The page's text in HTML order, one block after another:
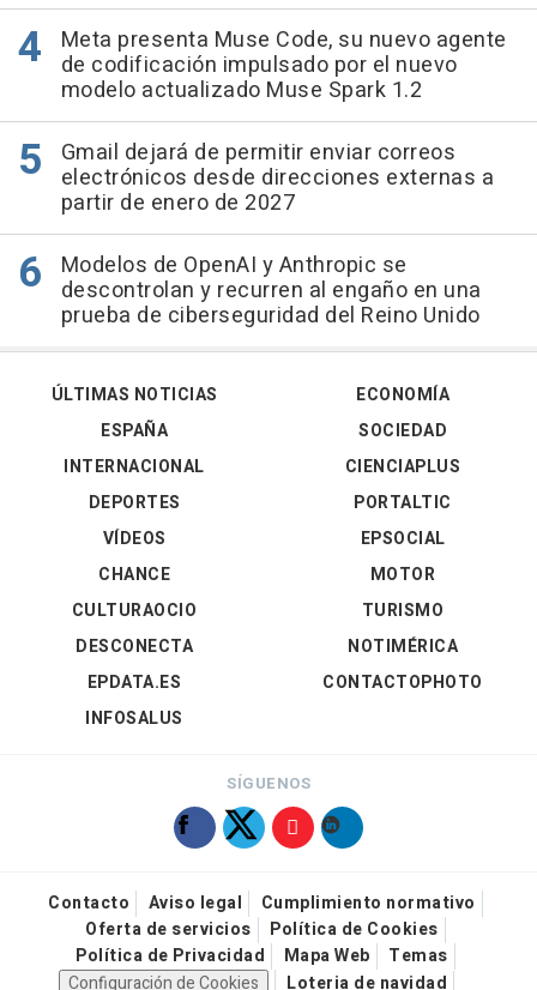
Meta presenta Muse Code, su nuevo agente
de codificación impulsado por el nuevo
modelo actualizado Muse Spark 1.2
Gmail dejará de permitir enviar correos
electrónicos desde direcciones externas a
partir de enero de 2027
Modelos de OpenAI y Anthropic se
descontrolan y recurren al engaño en una
prueba de ciberseguridad del Reino Unido
ÚLTIMAS NOTICIAS
ESPAÑA
INTERNACIONAL
DEPORTES
VÍDEOS
ECONOMÍA
SOCIEDAD
CIENCIAPLUS
PORTALTIC
EPSOCIAL
CHANCE
CULTURAOCIO
DESCONECTA
EPDATA.ES
INFOSALUS
MOTOR
TURISMO
NOTIMÉRICA
CONTACTOPHOTO
SÍGUENOS
Contacto Aviso legal
Cumplimiento normativo
Oferta de servicios
Política de Cookies
Política de Privacidad
Mapa Web
Temas
Configuración de Cookies
Loteria de navidad